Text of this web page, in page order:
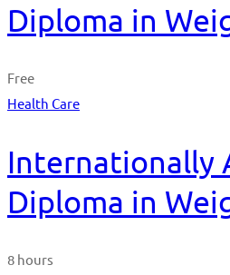
Diploma in
Free
Health Care
Internationally
Diploma in
8 hours